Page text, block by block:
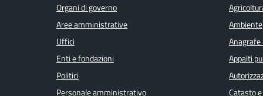
Organi di governo
Aree amministrative
Uffici
Enti e fondazioni
Politici
Personale amministrativo
Ambiente
Appalti
Catasto